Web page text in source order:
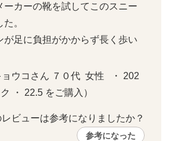
ーカーの靴を試してこのスニー
。
が足に負担がかからず長く歩い
ョウコさん ７０代  女性   ・ 202
・ 22.5 をご購入）
レビューは参考になりましたか？
参考になった